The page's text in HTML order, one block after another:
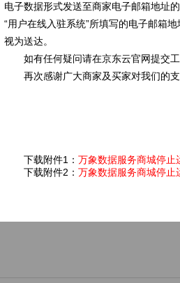
电子数据形式发送至商家电子邮箱地址
“用户在线入驻系统”所填写的电子邮箱
视为送达。
如有任何疑问请在京东云官网提交工
再次感谢广大商家及买家对我们的
下载附件1： 万象数据服务商城停止
下载附件2： 万象数据服务商城停止
反馈意见：